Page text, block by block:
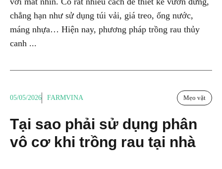
chẳng hạn như sử dụng túi vải, giá treo, ống nước,
máng nhựa… Hiện nay, phương pháp trồng rau thủy
canh ...
05/05/2026 FARMVINA Mẹo vặt
Tại sao phải sử dụng phân
vô cơ khi trồng rau tại nhà